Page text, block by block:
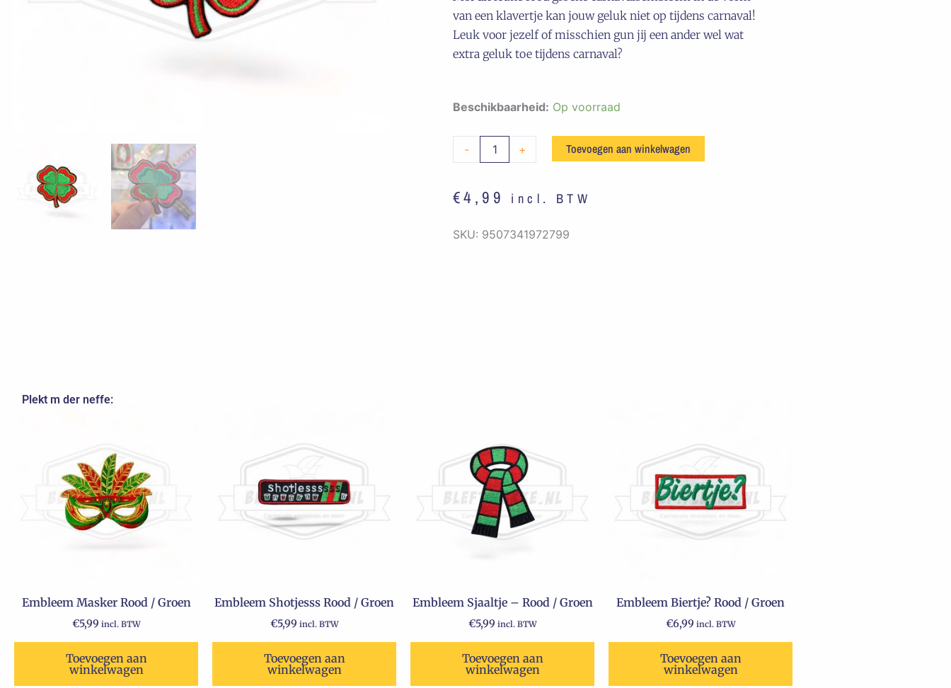
van een klavertje kan jouw geluk niet op tijdens carnaval!
Leuk voor jezelf of misschien gun jij een ander wel wat
extra geluk toe tijdens carnaval?
Beschikbaarheid: Op voorraad
-
Embleem
Rood
Groen
+ Toevoegen aan winkelwagen
€4,99 incl. BTW
SKU: 9507341972799
Plekt m der neffe:
Embleem Masker Rood / Groen
€5,99 incl. BTW
Toevoegen aan
winkelwagen
Embleem Shotjesss Rood / Groen
€5,99 incl. BTW
Toevoegen aan
winkelwagen
Embleem Sjaaltje – Rood / Groen
€5,99 incl. BTW
Toevoegen aan
winkelwagen
Embleem Biertje? Rood / Groen
€6,99 incl. BTW
Toevoegen aan
winkelwagen